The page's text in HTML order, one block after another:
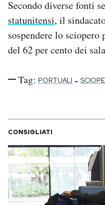
Secondo diverse fonti
statunitensi, il
sospendere lo sciopero
del 62 per cento dei
Tag: PORTUALI -
CONSIGLIATI